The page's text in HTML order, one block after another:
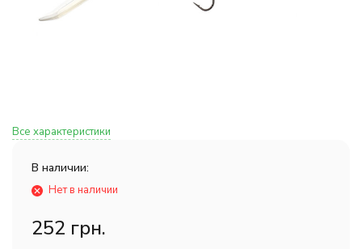
Все характеристики
В наличии:
Нет в наличии
252 грн.